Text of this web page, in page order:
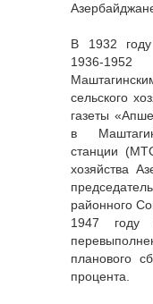
В 1932
1936-
сельского
газеты
в
станции
хозяйства
районного
1947 году
планового
процента.